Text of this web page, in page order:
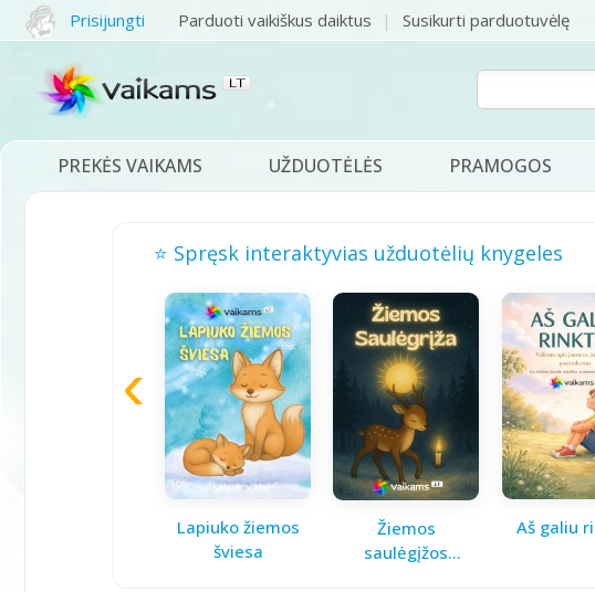
Prisijungti Parduoti vaikiškus daiktus Susikurti parduotuvėlę
PREKĖS VAIKAMS UŽDUOTĖLĖS PRAMOGOS
⭐ Spręsk interaktyvias užduotėlių knygeles
Lapiuko žiemos
šviesa
Žiemos
saulėgįžos
Aš galiu